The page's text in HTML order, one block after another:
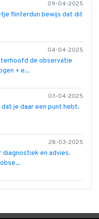
09-04-2025
flinterdun bewijs dat dit
04-04-2025
de observatie
+ e...
03-04-2025
je daar een punt hebt.
28-03-2025
diagnostiek en advies.